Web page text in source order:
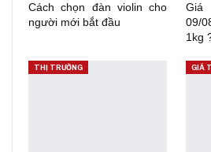
Cách chọn đàn violin cho
người mới bắt đầu
09/
1kg
THỊ TRƯỜNG GIÁ